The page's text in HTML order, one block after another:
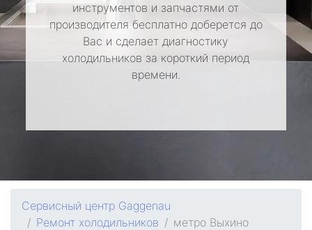
инструментов и запчастями от
производителя бесплатно доберется до
Вас и сделает диагностику
холодильников за короткий период
времени.
Сервисный центр Gaggenau
Ремонт холодильников
метро Выхино